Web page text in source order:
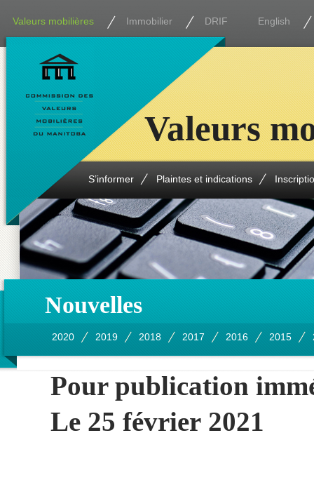
Valeurs mobilières Immobilier DRIF English
S’informer Plaintes et indications
Valeurs
Nouvelles
2020 2019 2018 2017 2016 2015
Pour publication
Le 25 février 2021